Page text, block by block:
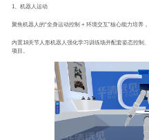
1、机器人运动
聚焦机器人的“全身运动控制 + 环境交互”核心能力培养
内置18关节人形机器人强化学习训练场并配套姿态控制
项目。